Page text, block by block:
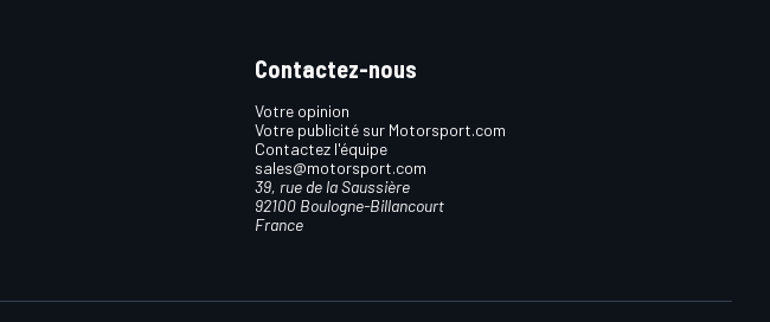
Contactez-nous
Votre opinion
Votre publicité sur Motorsport.com
Contactez l'équipe
sales@motorsport.com
39, rue de la Saussière
92100 Boulogne-Billancourt
France